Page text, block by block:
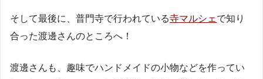
そして最後に、普門寺で行われている寺マルシェ で知り
合った渡邊さんのところへ！
渡邊さんも、趣味でハンドメイドの小物などを作ってい